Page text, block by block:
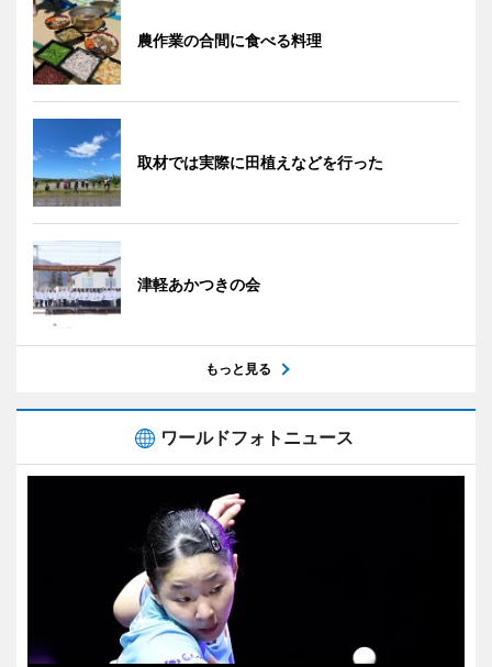
農作業の合間に食べる料理
取材では実際に田植えなどを行った
津軽あかつきの会
もっと見る
ワールドフォトニュース